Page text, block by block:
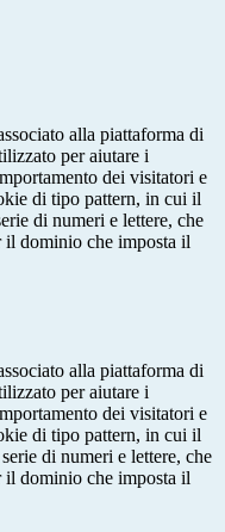
alla piattaforma di
per aiutare i
dei visitatori e
di tipo pattern, in cui il
di numeri e lettere, che
il dominio che imposta il
alla piattaforma di
per aiutare i
dei visitatori e
di tipo pattern, in cui il
di numeri e lettere, che
il dominio che imposta il